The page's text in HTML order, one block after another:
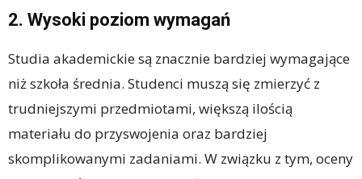
2. Wysoki poziom wymagań
Studia akademickie są znacznie bardziej wymagające
niż szkoła średnia. Studenci muszą się zmierzyć z
trudniejszymi przedmiotami, większą ilością
materiału do przyswojenia oraz bardziej
skomplikowanymi zadaniami. W związku z tym, oceny